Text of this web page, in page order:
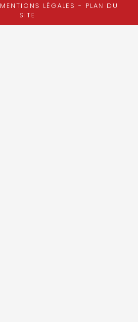
MENTIONS LÉGALES - PLAN DU
SITE